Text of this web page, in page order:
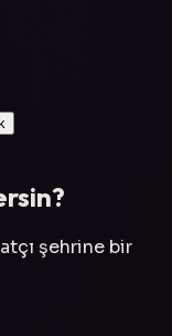
şehrine bir